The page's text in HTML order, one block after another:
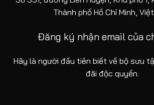
được
trên
trang
phẩm
Thành phố Hồ Chí Minh,
Đăng ký nhận email của
Hãy là người đầu tiên biết về bộ sưu
đãi độc quyền.